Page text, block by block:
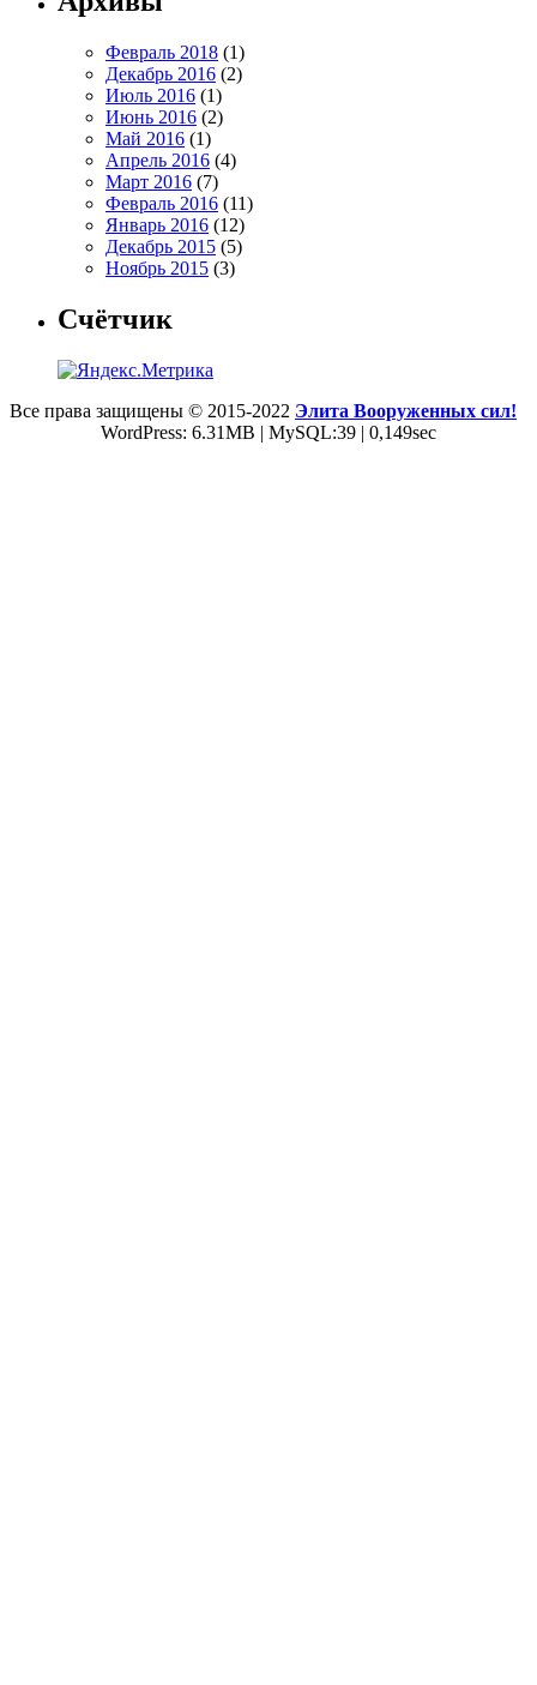
Февраль 2018 (1)
Декабрь 2016 (2)
Июль 2016 (1)
Июнь 2016 (2)
Май 2016 (1)
Апрель 2016 (4)
Март 2016 (7)
Февраль 2016 (11)
Январь 2016 (12)
Декабрь 2015 (5)
Ноябрь 2015 (3)
Счётчик
Все права защищены © 2015-2022 Элита Вооруженных сил!
WordPress: 6.31MB | MySQL:39 | 0,149sec